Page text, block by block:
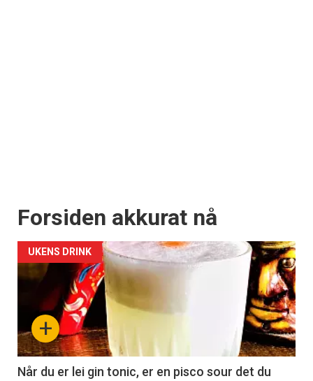
Forsiden akkurat nå
+
UKENS DRINK
Når du er lei gin tonic, er en pisco sour det du